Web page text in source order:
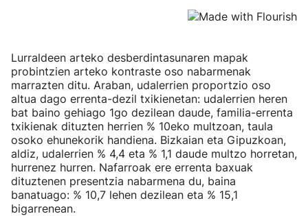
Lurraldeen arteko desberdintasunaren mapak
probintzien arteko kontraste oso nabarmenak
marrazten ditu. Araban, udalerrien proportzio oso
altua dago errenta-dezil txikienetan: udalerrien heren
bat baino gehiago 1go dezilean daude, familia-errenta
txikienak dituzten herrien % 10eko multzoan, taula
osoko ehunekorik handiena. Bizkaian eta Gipuzkoan,
aldiz, udalerrien % 4,4 eta % 1,1 daude multzo horretan,
hurrenez hurren. Nafarroak ere errenta baxuak
dituztenen presentzia nabarmena du, baina
banatuago: % 10,7 lehen dezilean eta % 15,1
bigarrenean.